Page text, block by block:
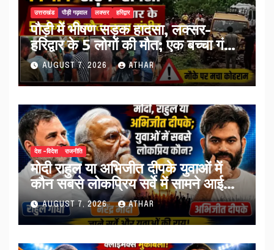
उत्तराखंड पौड़ी गढ़वाल लक्सर हरिद्वार
पौड़ी में भीषण सड़क हादसा, लक्सर-
हरिद्वार के 5 लोगों की मौत; एक बच्चा गंभीर
घायल…
AUGUST 7, 2026 ATHAR
देश -विदेश राजनीति
मोदी राहुल या अभिजीत दीपके युवाओं में
कौन सबसे लोकप्रिय सर्वे में सामने आई
तस्वीर…
AUGUST 7, 2026 ATHAR